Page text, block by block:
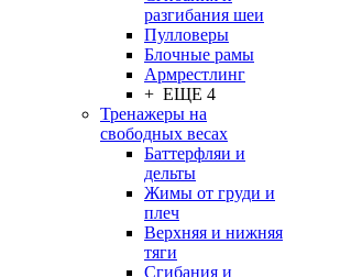
разгибания шеи
Пулловеры
Блочные рамы
Армрестлинг
+ ЕЩЕ 4
Тренажеры на
свободных весах
Баттерфляи и
дельты
Жимы от груди и
плеч
Верхняя и нижняя
тяги
Сгибания и